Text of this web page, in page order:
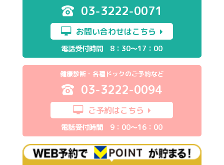
03-3222-0071
お問い合わせはこちら
電話受付時間 8：30～17：00
健康診断・各種ドックのご予約など
03-3222-0094
ご予約はこちら
電話受付時間 9：00～16：00